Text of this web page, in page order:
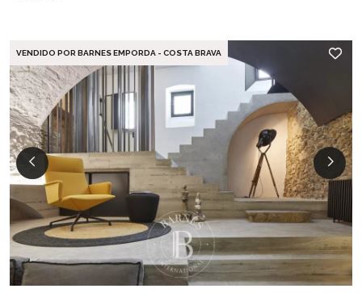
VENDIDO POR BARNES EMPORDA - COSTA BRAVA